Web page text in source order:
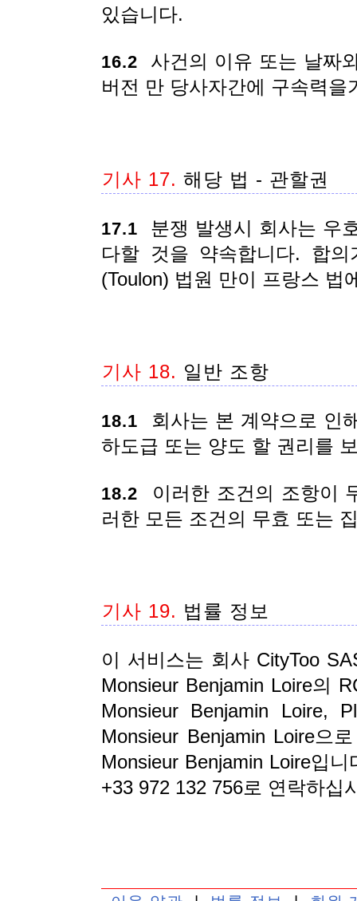
있습니다.
16.2 사건의 이유 또는 날짜
버전 만 당사자간에 구속력을
기사 17. 해당 법 - 관할권
17.1 분쟁 발생시 회사는 우
다할 것을 약속합니다. 합
(Toulon) 법원 만이 프랑스 법
기사 18. 일반 조항
18.1 회사는 본 계약으로 인
하도급 또는 양도 할 권리를
18.2 이러한 조건의 조항이
러한 모든 조건의 무효 또는
기사 19. 법률 정보
이 서비스는 회사 CityToo
Monsieur Benjamin Loire의
Monsieur Benjamin Loire,
Monsieur Benjamin Loire으
Monsieur Benjamin Loire입
+33 972 132 756로 연락하십